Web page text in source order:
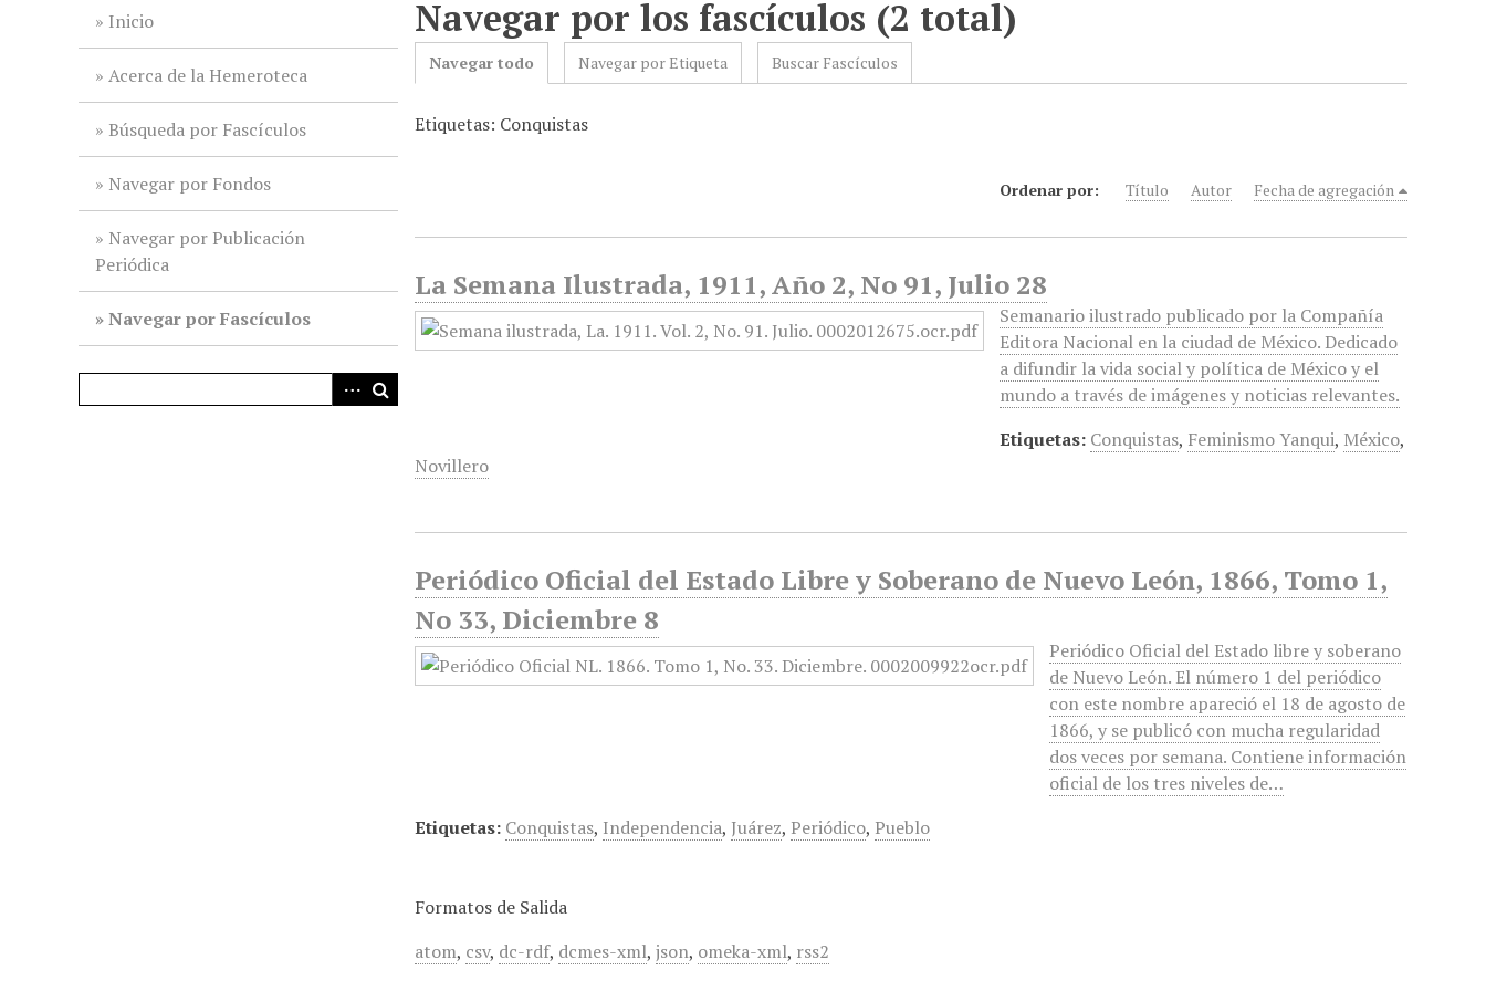
Inicio
Acerca de la Hemeroteca
Búsqueda por Fascículos
Navegar por Fondos
Navegar por Publicación
Periódica
Navegar por Fascículos
Navegar por los fascículos (2 total)
Navegar todo Navegar por Etiqueta Buscar Fascículos
Etiquetas: Conquistas
Ordenar por: Título Autor Fecha de agregación
La Semana Ilustrada, 1911, Año 2, No 91, Julio 28
Semanario ilustrado publicado por la Compañía
Editora Nacional en la ciudad de México. Dedicado
a difundir la vida social y política de México y el
mundo a través de imágenes y noticias relevantes.
Etiquetas: Conquistas, Feminismo Yanqui, México,
Novillero
Periódico Oficial del Estado Libre y Soberano de Nuevo León, 1866, Tomo 1,
No 33, Diciembre 8
Periódico Oficial del Estado libre y soberano
de Nuevo León. El número 1 del periódico
con este nombre apareció el 18 de agosto de
1866, y se publicó con mucha regularidad
dos veces por semana. Contiene información
oficial de los tres niveles de…
Etiquetas: Conquistas, Independencia, Juárez, Periódico, Pueblo
Formatos de Salida
atom, csv, dc-rdf, dcmes-xml,json, omeka-xml, rss2